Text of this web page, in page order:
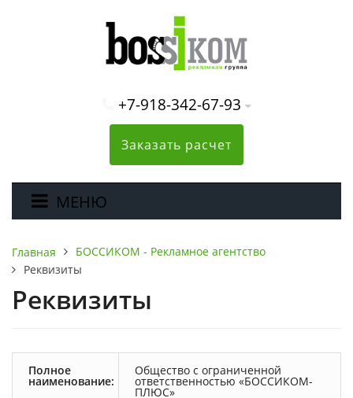
+7-918-342-67-93
Заказать расчет
МЕНЮ
Главная
БОССИКОМ - Рекламное агентство
Реквизиты
Реквизиты
Полное
наименование:
Общество с ограниченной
ответственностью «БОССИКОМ-
ПЛЮС»